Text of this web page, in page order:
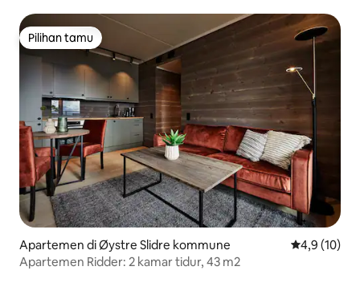
Pilihan tamu
Pilihan tamu
Apartemen di Øystre Slidre kommune Nilai rata-
4,9 (10)
Apartemen Ridder: 2 kamar tidur, 43 m2